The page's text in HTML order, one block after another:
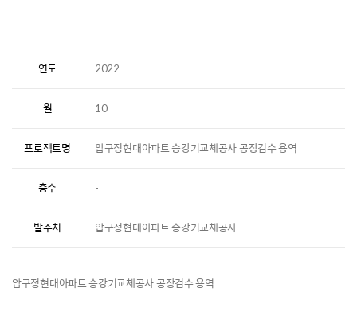
연도 2022
월 10
프로젝트명 압구정현대아파트 승강기교체공사 공장검수 용역
층수 -
발주처 압구정현대아파트 승강기교체공사
압구정현대아파트 승강기교체공사 공장검수 용역